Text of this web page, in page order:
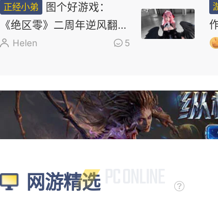
正经小弟
图个好游戏：
《绝区零》二周年逆风翻
盘，新角色太顶了
Helen 5
网游精选